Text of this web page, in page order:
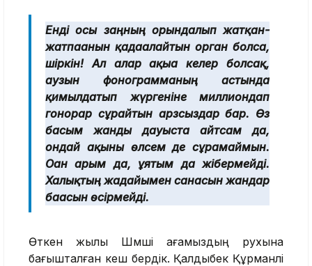
Енді осы заңның орындалып жатқан-
жатпағанын қадағалайтын орган болса,
шіркін! Ал алар ақыға келер болсақ,
аузын фонограмманың астында
қимылдатып жүргеніне миллиондап
гонорар сұрайтын арзсыздар бар. Өз
басым жанды дауыста айтсам да,
ондай ақыны өлсем де сұрамаймын.
Оған арым да, ұятым да жібермейді.
Халықтың жағдайымен санасын жандар
бағасын өсірмейді.
Өткен жылы Шәмші ағамыздың рухына
бағышталған кеш бердік. Қалдыбек Құрманәлі